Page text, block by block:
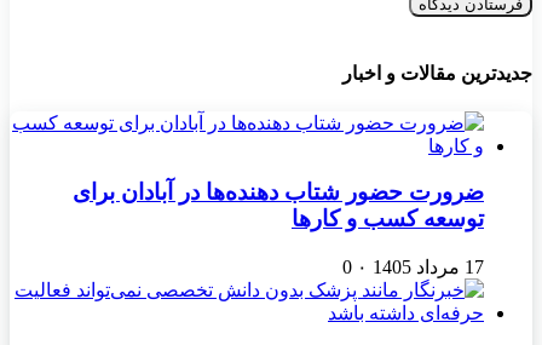
جدیدترین مقالات و اخبار
ضرورت حضور شتاب ‌دهنده‌ها در آبادان برای
توسعه کسب‌ و کارها
17 مرداد 1405 ۰ 0